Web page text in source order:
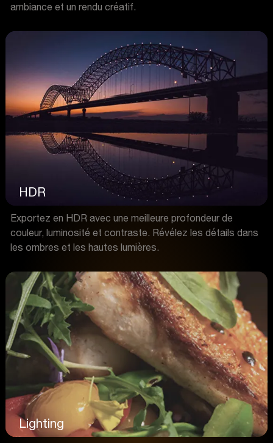
HDR
Exportez en HDR avec une meilleure profondeur de
couleur, luminosité et contraste. Révélez les détails dans
les ombres et les hautes lumières.
Lighting
ambiance et un rendu créatif.